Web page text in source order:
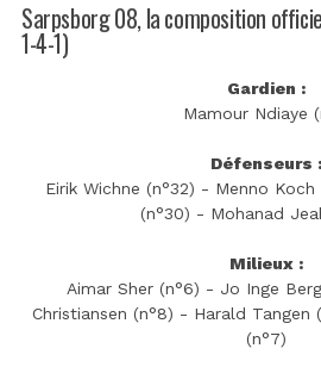
Sarpsborg 08, la composition
1-4-1)
Gardien :
Mamour Ndiaye
Défenseurs :
Eirik Wichne (n°32) - Menno
(n°30) - Mohanad
Milieux :
Aimar Sher (n°6) - Jo Inge
Christiansen (n°8) - Harald Tangen
(n°7)